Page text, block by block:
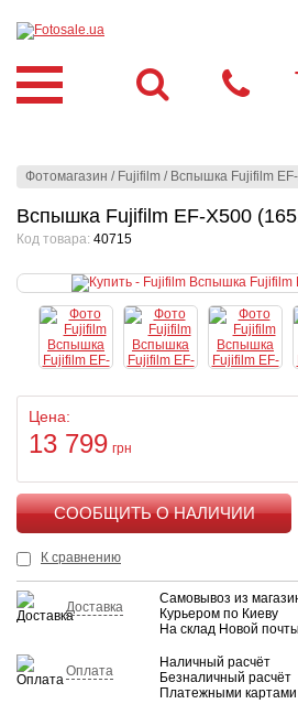
Фотомагазин / Fujifilm / Вспышка Fujifilm
Вспышка Fujifilm EF-Х500
Код товара: 40715
Цена:
13 799 грн
К сравнению
Доставка
Самовывоз из
Курьером по Киеву
На склад Новой почты
Оплата
Наличный расчёт
Безналичный расчёт
Платежными